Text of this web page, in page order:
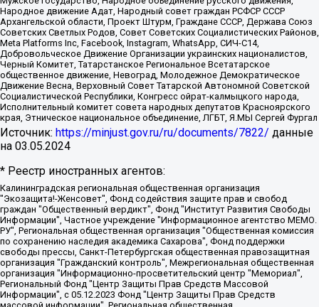
Народное движение Адат, Народный совет граждан РСФСР СССР
Архангельской области, Проект Штурм, Граждане СССР, Держава Союз
Советских Светлых Родов, Совет Советских Социалистических Районов,
Meta Platforms Inc, Facebook, Instagram, WhatsApp, СИЧ-С14,
Добровольческое Движение Организации украинских националистов,
Черный Комитет, Татарстанское Региональное Всетатарское
общественное движение, Невоград, Молодежное Демократическое
Движение Весна, Верховный Совет Татарской Автономной Советской
Социалистической Республики, Конгресс ойрат-калмыцкого народа,
Исполнительный комитет совета народных депутатов Красноярского
края, Этническое национальное объединение, ЛГБТ, Я.МЫ Сергей Фургал
Источник: https://minjust.gov.ru/ru/documents/7822/ данные
на 03.05.2024
* Реестр иностранных агентов:
Калининградская региональная общественная организация "Экозащита!-Женсовет", Фонд содействия защите прав и свобод граждан "Общественный вердикт", Фонд "Институт Развития Свободы Информации", Частное учреждение "Информационное агентство МЕМО. РУ", Региональная общественная организация "Общественная комиссия по сохранению наследия академика Сахарова", Фонд поддержки свободы прессы, Санкт-Петербургская общественная правозащитная организация "Гражданский контроль", Межрегиональная общественная организация "Информационно-просветительский центр "Мемориал", Региональный Фонд "Центр Защиты Прав Средств Массовой Информации", с 05.12.2023 Фонд "Центр Защиты Прав Средств массовой информации", Региональная общественная благотворительная организация помощи беженцам и мигрантам "Гражданское содействие", Негосударственное образовательное учреждение дополнительного профессионального образования (повышение квалификации) специалистов "АКАДЕМИЯ ПО ПРАВАМ ЧЕЛОВЕКА", Свердловская региональная общественная организация "Сутяжник", Автономная некоммерческая организация "Центр независимых социологических исследований", Союз общественных объединений "Российский исследовательский центр по правам человека", Региональное общественное учреждение научно-информационный центр "МЕМОРИАЛ", Некоммерческая организация "Фонд защиты гласности", Автономная некоммерческая организация "Институт прав человека", Городская общественная организация "Екатеринбургское общество "МЕМОРИАЛ", Городская общественная организация "Рязанское историко-просветительское и правозащитное общество "Мемориал" (Рязанский Мемориал), Челябинский региональный орган общественной самодеятельности – женское общественное объединение "Женщины Евразии", Челябинский региональный орган общественной самодеятельности "Уральская правозащитная группа", Фонд содействия защите здоровья и социальной справедливости имени Андрея Рылькова, Автономная Некоммерческая Организация "Аналитический Центр Юрия Левады", Автономная некоммерческая организация социальной поддержки населения "Проект Апрель", Региональная общественная организация помощи женщинам и детям, находящимся в кризисной ситуации "Информационно-методический центр "Анна", Фонд содействия развитию массовых коммуникаций и правовому просвещению "Так-так-Так", Фонд содействия устойчивому развитию "Серебряная тайга", Свердловский региональный общественный фонд социальных проектов "Новое время", "Idel.Реалии", Кавказ.Реалии, Крым.Реалии, Телеканал Настоящее Время, Татаро-башкирская служба Радио Свобода (Azatliq Radiosi), Радио Свободная Европа/Радио Свобода (PCE/PC), "Сибирь.Реалии", "Фактограф", Благотворительный фонд помощи осужденным и их семьям, Автономная некоммерческая организация "Институт глобализации и социальных движений", Фонд "В защиту прав заключенных", Частное учреждение "Центр поддержки и содействия развитию средств массовой информации", Пензенский региональный общественный благотворительный фонд "Гражданский союз", "Север.Реалии", Некоммерческая организация Фонд "Правовая инициатива", Общество с ограниченной ответственностью "Радио Свободная Европа/Радио Свобода", Чешское информационное агентство "MEDIUM-ORIENT", Красноярская региональная общественная организация "Мы против СПИДа", Камалягин Денис Николаевич, Маркелов Сергей Евгеньевич, Пономарев Лев Александрович, Савицкая Людмила Алексеевна, Автономная некоммерческая организация "Центр по работе с проблемой насилия "НАСИЛИЮ.НЕТ", Межрегиональный профессиональный союз работников здравоохранения "Альянс врачей", Юридическое лицо, зарегистрированное в Латвийской Республике, SIA "Medusa Project" (регистрационный номер 40103797863, дата регистрации 10.06.2014), Некоммерческая организация "Фонд по борьбе с коррупцией", Автономная некоммерческая организация "Институт права и публичной политики", Баданин Роман Сергеевич, Гликин Максим Александрович, Железнова Мария Михайловна, Лукьянова Юлия Сергеевна, Маетная Елизавета Витальевна, Маняхин Петр Борисович, Чуракова Ольга Владимировна, Ярош Юлия Петровна, Юридическое лицо "The Insider SIA", зарегистрированное в Риге, Латвийская Республика (дата регистрации 26.06.2015), являющееся администратором доменного имени интернет-издания "The Insider SIA", https://theins.ru, Постернак Алексей Евгеньевич, Рубин Михаил Аркадьевич, Анин Роман Александрович, Юридическое лицо Istories fonds, зарегистрированное в Латвийской Республике (регистрационный номер 50008295751, дата регистрации 24.02.2020), Великовский Дмитрий Александрович, Долинина Ирина Николаевна, Мароховская Алеся Алексеевна, Шлейнов Роман Юрьевич, Шмагун Олеся Валентиновна, Общество с ограниченной ответственностью "Альтаир 2021", Общество с ограниченной ответственностью "Вега 2021", Общество с ограниченной ответственностью "Главный редактор 2021", Общество с ограниченной ответственностью "Ромашки монолит", Важенков Артем Валерьевич, Ивановская областная общественная организация "Центр гендерных исследований", Гурман Юрий Альбертович, Медиапроект "ОВД-Инфо", Егоров Владимир Владимирович, Жилинский Владимир Александрович, Общество с ограниченной ответственностью "ЗП", Иванова София Юрьевна, Карезина Инна Павловна, Кильтау Екатерина Викторовна, Петров Алексей Викторович, Пискунов Сергей Евгеньевич, Смирнов Сергей Сергеевич, Тихонов Михаил Сергеевич, Общество с ограниченной ответственностью "ЖУРНАЛИСТ-ИНОСТРАННЫЙ АГЕНТ", Арапова Галина Юрьевна, Вольтская Татьяна Анатольевна, Американская компания "Mason G.E.S. Anonymous Foundation" (США), являющаяся владельцем интернет-издания https://mnews.world/, Компания "Stichting Bellingcat", зарегистрированная в Нидерландах (дата регистрации 11.07.2018), Захаров Андрей Вячеславович, Клепиковская Екатерина Дмитриевна, Общество с ограниченной ответственностью "МЕМО", Перл Роман Александрович, Симонов Евгений Алексеевич, Соловьева Елена Анатольевна, Сотников Даниил Владимирович, Сурначева Елизавета Дмитриевна, Автономная некоммерческая организация по защите прав человека и информированию населения "Якутия – Наше Мнение", Общество с ограниченной ответственностью "Москоу диджитал медиа", с 26.01.2023 Общество с ограниченной ответственностью "Чайка Белые сады", Ветошкина Валерия Валерьевна, Заговора Максим Александрович, Межрегиональное общественное движение "Российская ЛГБТ - сеть", Оленичев Максим Владимирович, Павлов Иван Юрьевич, Скворцова Елена Сергеевна, Общество с ограниченной ответственностью "Как бы инагент", Кочетков Игорь Викторович, Общество с ограниченной ответственностью "Честные выборы", Еланчик Олег Александрович, Общество с ограниченной ответственностью "Нобелевский призыв", Гималова Регина Эмилевна, Григорьев Андрей Валерьевич, Григорьева Алина Александровна, Ассоциация по содействию защите прав призывников, альтернативнослужащих и военнослужащих "Правозащитная группа "Гражданин.Армия.Право", Хисамова Регина Фаритовна, Автономная некоммерческая организация по реализации социально-правовых программ "Лилит", Дальневосточное общественное движение "Маяк", Санкт-Петербургская ЛГБТ-инициативная группа "Выход", Инициативная группа ЛГБТ+ "Реверс", Алексеев Андрей Викторович, Бекбулатова Таисия Львовна, Беляев Иван Михайлович, Владыкина Елена Сергеевна, Гельман Марат Александрович, Никульшина Вероника Юрьевна, Толоконникова Надежда Андреевна, Шендерович Виктор Анатольевич, Общество с ограниченной ответственностью "Данное сообщение", Общество с ограниченной ответственностью Издательский дом "Новая глава", Айнбиндер Александра Александровна, Московский комьюнити-центр для ЛГБТ+инициатив, Благотворительный фонд развития филантропии, Deutsche Welle (Германия, Kurt-Schumacher-Strasse 3, 53113 Bonn), Борзунова Мария Михайловна, Воробьев Виктор Викторович, Голубева Анна Львовна, Константинова Алла Михайловна, Малкова Ирина Владимировна, Мурадов Мурад Абдулгалимович, Осетинская Елизавета Николаевна, Понасенков Евгений Николаевич, Ганапольский Матвей Юрьевич, Киселев Евгений Алексеевич, Борухович Ирина Григорьевна, Дремин Иван Тимофеевич, Дубровский Дмитрий Викторович, Красноярская региональная общественная организация поддержки и развития альтернативных образовательных технологий и межкультурных коммуникаций "ИНТЕРРА", Маяковская Екатерина Алексеевна, Фейгин Марк Захарович, Филимонов Андрей Викторович, Дзугкоева Регина Николаевна, Доброхотов Роман Александрович, Дудь Юрий Александрович, Елкин Сергей Владимирович, Кругликов Кирилл Игоревич, Сабунаева Мария Леонидовна, Семенов Алексей Владимирович, Шаинян Карен Багратович, Шульман Екатерина Михайловна, Асафьев Артур Валерьевич, Вахштайн Виктор Семенович, Венедиктов Алексей Алексеевич, Лушникова Екатерина Евгеньевна, Волков Леонид Михайлович, Невзоров Александр Глебович, Пархоменко Сергей Борисович, Сироткин Ярослав Николаевич, Кара-Мурза Владимир Владимирович, Баранова Наталья Владимировна, Гозман Леонид Яковлевич, Кагарлицкий Борис Юльевич, Климарев Михаил Валерьевич, Милов Владимир Станиславович, Автономная некоммерческая организация Краснодарский центр современного искусства "Типография", Моргенштерн Алишер Тагирович, Соболь Любовь Эдуардовна, Общество с ограниченной ответственностью "ЛИЗА НОРМ", Каспаров Гарри Кимович, Ходорковский Михаил Борисович, Общество с ограниченной ответственностью "Апрельские тезисы", Данилович Ирина Брониславовна, Кашин Олег Владимирович, Петров Николай Владимирович, Пивоваров Алексей Владимирович, Соколов Михаил Владимирович, Цветкова Юлия Владимировна, Чичваркин Евгений Александрович, Комитет против пыток/Команда против пыток, Общество с ограниченной ответственностью "Первый научный", Общество с ограниченной ответственностью "Вертолет и ко", Белоцерковская Вероника Борисовна, Кац Максим Евгеньевич, Лазарева Татьяна Юрьевна, Шаведдинов Руслан Табризович, Яшин Илья Валерьевич, Общество с ограниченной ответственностью "Иноагент ААВ", Алешковский Дмитрий Петрович, Альбац Евгения Марковна, Быков Дмитрий Львович, Галямина Юлия Евгеньевна, Лойко Сергей Леонидович, Мартынов Кирилл Константинович, Медведев Сергей Александрович, Крашенинников Федор Геннадиевич, Гордеева Катерина Вл